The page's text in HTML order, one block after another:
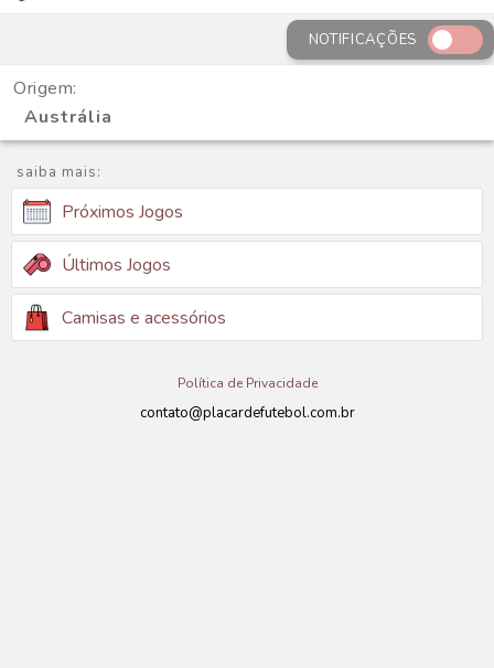
NOTIFICAÇÕES
Origem:
Austrália
saiba mais:
Próximos Jogos
Últimos Jogos
Camisas e acessórios
Política de Privacidade
contato@placardefutebol.com.br